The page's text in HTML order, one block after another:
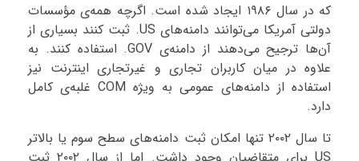
که در سال ۱۹۸۶ ایجاد شده است. اگرچه همه‌ی مؤسسات
دولتی آمریکا می‌توانند دامنه‌های US. ثبت کنند بسیاری از
آن‌ها ترجیح می‌دهند از دامنه‌ی GOV. استفاده کنند. به
علاوه در میان کاربران تجاری و غیرتجاری اینترنت نیز
استفاده از دامنه‌های عمومی به ویژه COM غلبه‌ی کامل
دارد.
تا سال ۲۰۰۲ تنها امکان ثبت دامنه‌های سطح سوم یا بالاتر